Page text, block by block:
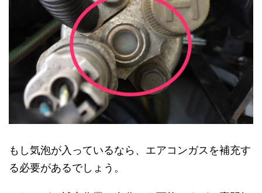
もし気泡が入っているなら、エアコンガスを補充す
る必要があるでしょう。